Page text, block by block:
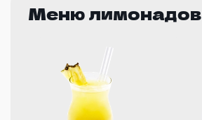
Меню лимонадов